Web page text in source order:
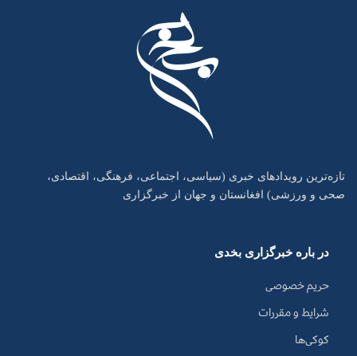
تازه‌ترین رویدادهای خبری (سیاسی، اجتماعی، فرهنگی، اقتصادی،
صحی و ورزشی) افغانستان و جهان از خبرگزاری
در باره خبرگزاری بخدی
حریم خصوصی
شرایط و مقررات
کوکی‌ها